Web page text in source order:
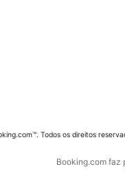
Todos os direitos
Booking.com faz